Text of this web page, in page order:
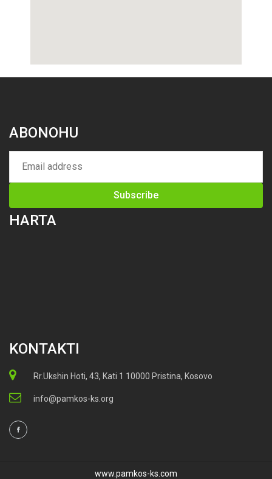
ABONOHU
HARTA
KONTAKTI
Rr.Ukshin Hoti, 43, Kati 1 10000 Pristina, Kosovo
info@pamkos-ks.org
www.pamkos-ks.com